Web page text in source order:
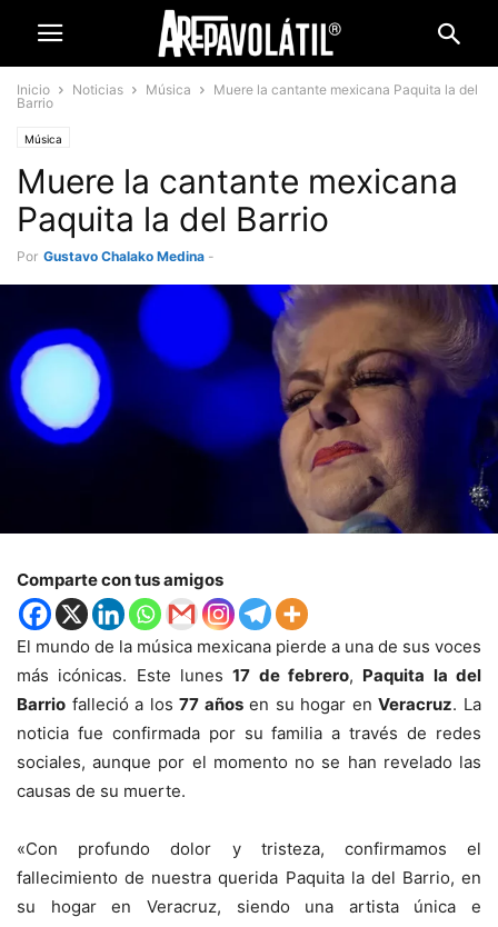
Inicio Noticias Música
Muere la cantante mexicana Paquita la del
Barrio
Música
Muere la cantante mexicana
Paquita la del Barrio
Por Gustavo Chalako Medina -
Comparte con tus amigos
El mundo de la música mexicana pierde a una de sus voces
más icónicas. Este lunes17 de febrero, Paquita la del
Barrio falleció a los77 añosen su hogar enVeracruz. La
noticia fue confirmada por su familia a través de redes
sociales, aunque por el momento no se han revelado las
causas de su muerte.
«Con profundo dolor y tristeza, confirmamos el
fallecimiento de nuestra querida Paquita la del Barrio, en
su hogar en Veracruz, siendo una artista única e